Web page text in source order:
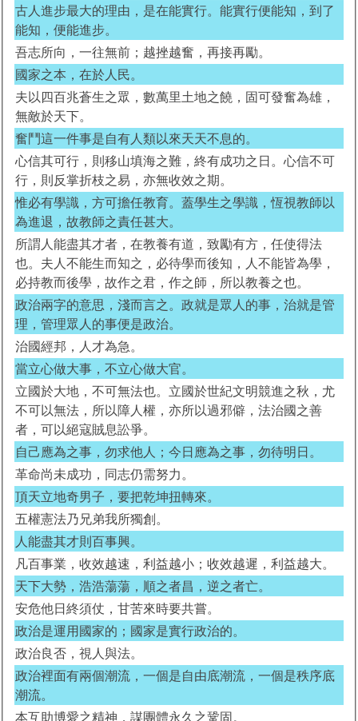
古人進步最大的理由，是在能實行。能實行便能知，到了
能知，便能進步。
吾志所向，一往無前；越挫越奮，再接再勵。
國家之本，在於人民。
夫以四百兆蒼生之眾，數萬里土地之饒，固可發奮為雄，
無敵於天下。
奮鬥這一件事是自有人類以來天天不息的。
心信其可行，則移山填海之難，終有成功之日。心信不可
行，則反掌折枝之易，亦無收效之期。
惟必有學識，方可擔任教育。蓋學生之學識，恆視教師以
為進退，故教師之責任甚大。
所謂人能盡其才者，在教養有道，致勵有方，任使得法
也。夫人不能生而知之，必待學而後知，人不能皆為學，
必持教而後學，故作之君，作之師，所以教養之也。
政治兩字的意思，淺而言之。政就是眾人的事，治就是管
理，管理眾人的事便是政治。
治國經邦，人才為急。
當立心做大事，不立心做大官。
立國於大地，不可無法也。立國於世紀文明競進之秋，尤
不可以無法，所以障人權，亦所以過邪僻，法治國之善
者，可以絕寇賊息訟爭。
自己應為之事，勿求他人；今日應為之事，勿待明日。
革命尚未成功，同志仍需努力。
頂天立地奇男子，要把乾坤扭轉來。
五權憲法乃兄弟我所獨創。
人能盡其才則百事興。
凡百事業，收效越速，利益越小；收效越遲，利益越大。
天下大勢，浩浩蕩蕩，順之者昌，逆之者亡。
安危他日終須仗，甘苦來時要共嘗。
政治是運用國家的；國家是實行政治的。
政治良否，視人與法。
政治裡面有兩個潮流，一個是自由底潮流，一個是秩序底
潮流。
本互助博愛之精神，謀團體永久之鞏固。